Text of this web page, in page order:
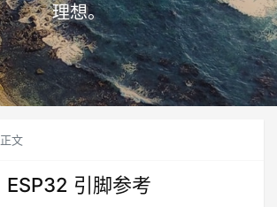
理想。
正文
ESP32 引脚参考